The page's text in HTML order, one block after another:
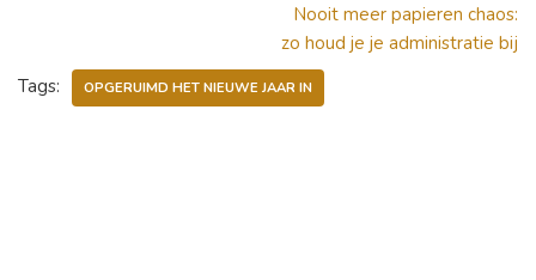
Nooit meer papieren chaos:
zo houd je je administratie bij
Tags:
OPGERUIMD HET NIEUWE JAAR IN